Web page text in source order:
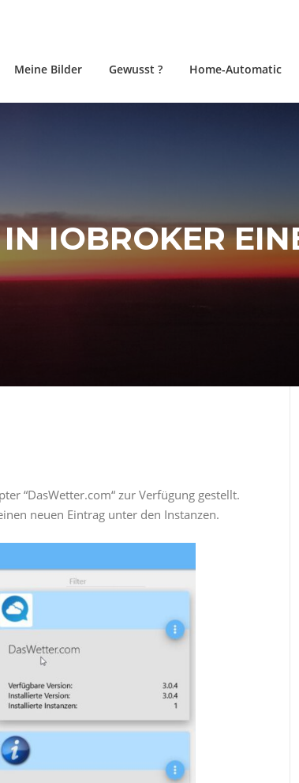
Meine Bilder Gewusst ? Home-Automatic
IOBROKER
“DasWetter.com“ zur Verfügung gestellt.
neuen Eintrag unter den Instanzen.